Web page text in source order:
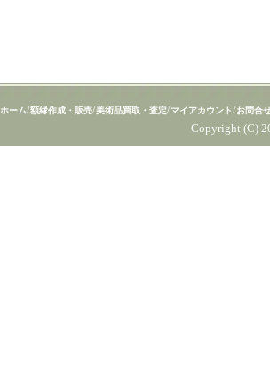
ホーム/額縁作成・販売/美術品買取・査定/マイアカウント/お問合
Copyright (C)